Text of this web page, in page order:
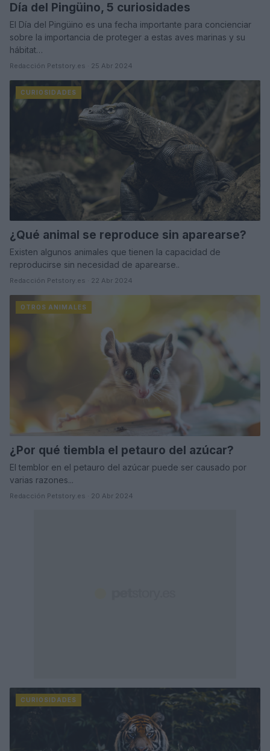
Día del Pingüino, 5 curiosidades
El Día del Pingüino es una fecha importante para concienciar
sobre la importancia de proteger a estas aves marinas y su
hábitat…
Redacción Petstory.es · 25 Abr 2024
CURIOSIDADES
¿Qué animal se reproduce sin aparearse?
Existen algunos animales que tienen la capacidad de
reproducirse sin necesidad de aparearse..
Redacción Petstory.es · 22 Abr 2024
OTROS ANIMALES
¿Por qué tiembla el petauro del azúcar?
El temblor en el petauro del azúcar puede ser causado por
varias razones...
Redacción Petstory.es · 20 Abr 2024
CURIOSIDADES